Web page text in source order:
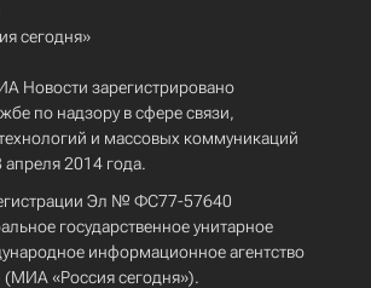
сегодня»
Новости зарегистрировано
по надзору в сфере связи,
и массовых коммуникаций
2014 года.
Эл № ФС77-57640
государственное унитарное
информационное агентство
(МИА «Россия сегодня»).